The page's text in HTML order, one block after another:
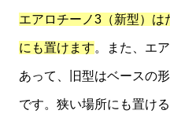
エアロチーノ3（新型）
にも置けます。また、エ
あって、旧型はベースの
です。狭い場所にも置け